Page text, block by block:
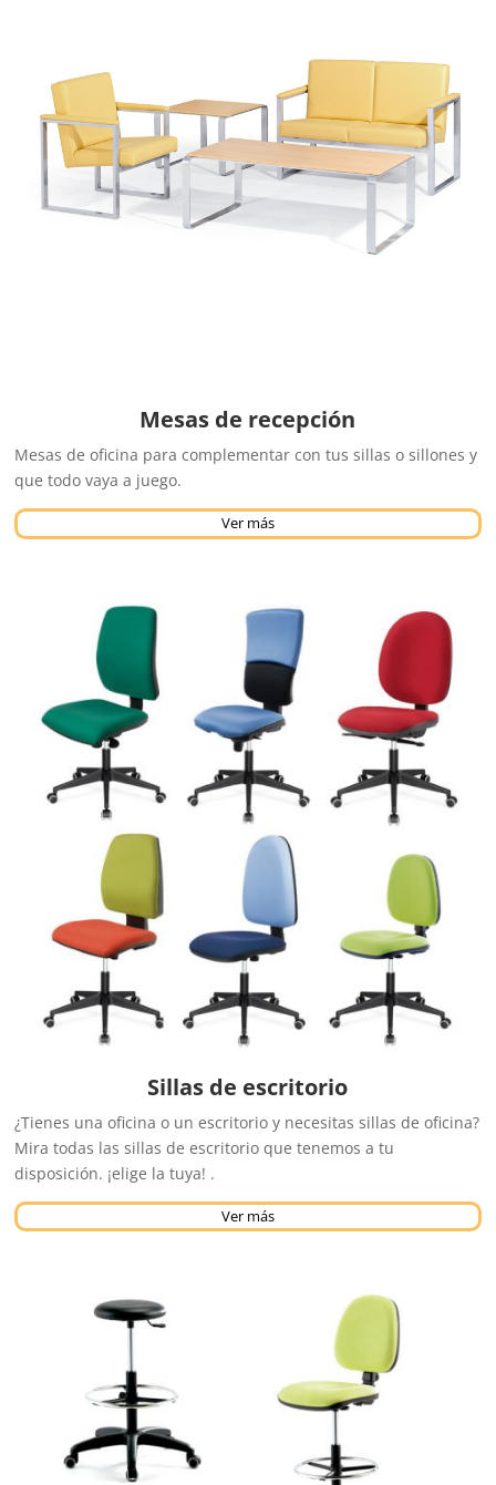
Mesas de recepción
Mesas de oficina para complementar con tus sillas o sillones y
que todo vaya a juego.
Ver más
Sillas de escritorio
¿Tienes una oficina o un escritorio y necesitas sillas de oficina?
Mira todas las sillas de escritorio que tenemos a tu
disposición. ¡elige la tuya! .
Ver más